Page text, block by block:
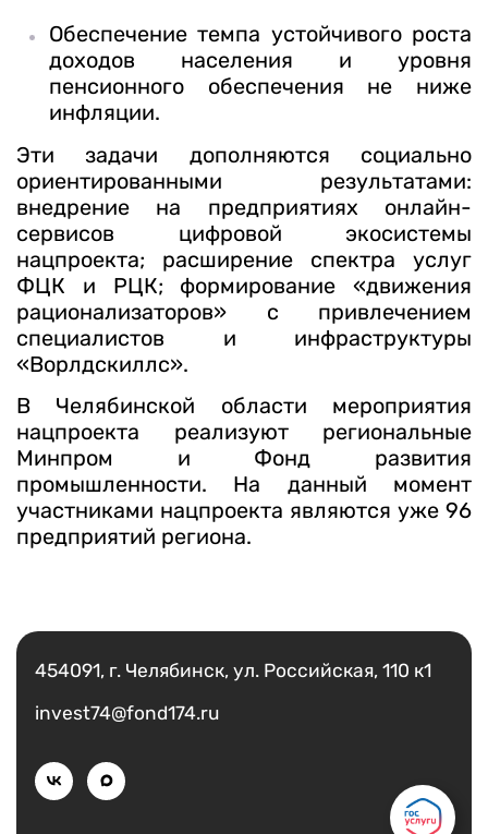
Обеспечение темпа устойчивого роста
доходов населения и уровня
пенсионного обеспечения не ниже
инфляции.
Эти задачи дополняются социально
ориентированными результатами:
внедрение на предприятиях онлайн-
сервисов цифровой экосистемы
нацпроекта; расширение спектра услуг
ФЦК и РЦК; формирование «движения
рационализаторов» с привлечением
специалистов и инфраструктуры
«Ворлдскиллс».
В Челябинской области мероприятия
нацпроекта реализуют региональные
Минпром и Фонд развития
промышленности. На данный момент
участниками нацпроекта являются уже 96
предприятий региона.
454091, г. Челябинск, ул. Российская, 110 к1
invest74@fond174.ru